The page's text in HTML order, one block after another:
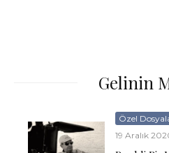
Gelinin
Özel
19 Aralık